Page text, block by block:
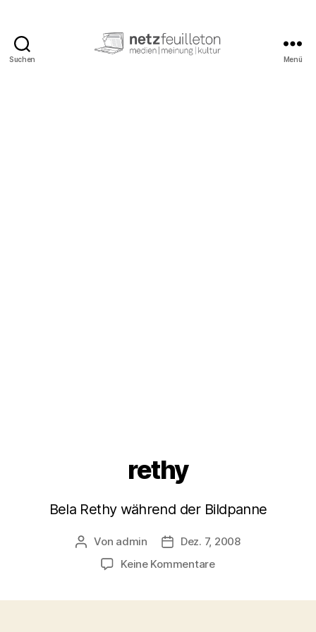
Suchen Menü
rethy
Bela Rethy während der Bildpanne
Beitragsautor
Von admin Veröffentlichungsdatum
Dez. 7, 2008
Keine Kommentarezu